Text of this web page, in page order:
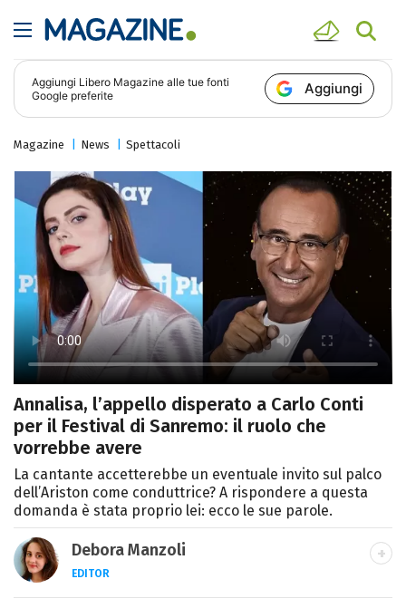
Aggiungi Libero Magazine alle tue fonti
Google preferite
Aggiungi
Magazine News Spettacoli
Annalisa, l’appello disperato a Carlo Conti
per il Festival di Sanremo: il ruolo che
vorrebbe avere
La cantante accetterebbe un eventuale invito sul palco
dell’Ariston come conduttrice? A rispondere a questa
domanda è stata proprio lei: ecco le sue parole.
Debora Manzoli
EDITOR
LINKEDIN
INSTAGRAM FACEBOOK SITO